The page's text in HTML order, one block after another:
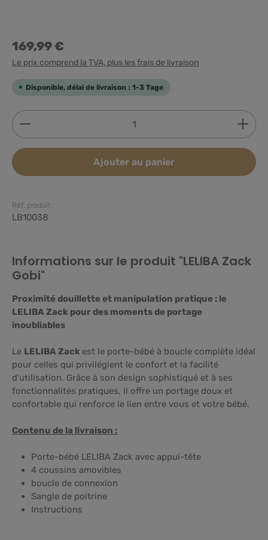
169,99 €
Le prix comprend la TVA, plus les frais de livraison
Disponible, délai de livraison : 1-3 Tage
Quantité de produit : Entrez la quantité
Ajouter au panier
Réf. produit :
LB10038
Informations sur le produit "LELIBA Zack
Gobi"
Proximité douillette et manipulation pratique : le
LELIBA Zack pour des moments de portage
inoubliables
Le LELIBA Zack est le porte-bébé à boucle complète idéal
pour celles qui privilégient le confort et la facilité
d'utilisation. Grâce à son design sophistiqué et à ses
fonctionnalités pratiques, il offre un portage doux et
confortable qui renforce le lien entre vous et votre bébé.
Contenu de la livraison :
Porte-bébé LELIBA Zack avec appui-tête
4 coussins amovibles
boucle de connexion
Sangle de poitrine
Instructions